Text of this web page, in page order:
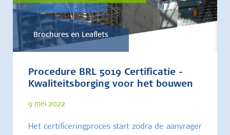
Brochures en Leaflets
Procedure BRL 5019 Certificatie -
Kwaliteitsborging voor het bouwen
9 mei 2022
Het certificeringproces start zodra de aanvrager